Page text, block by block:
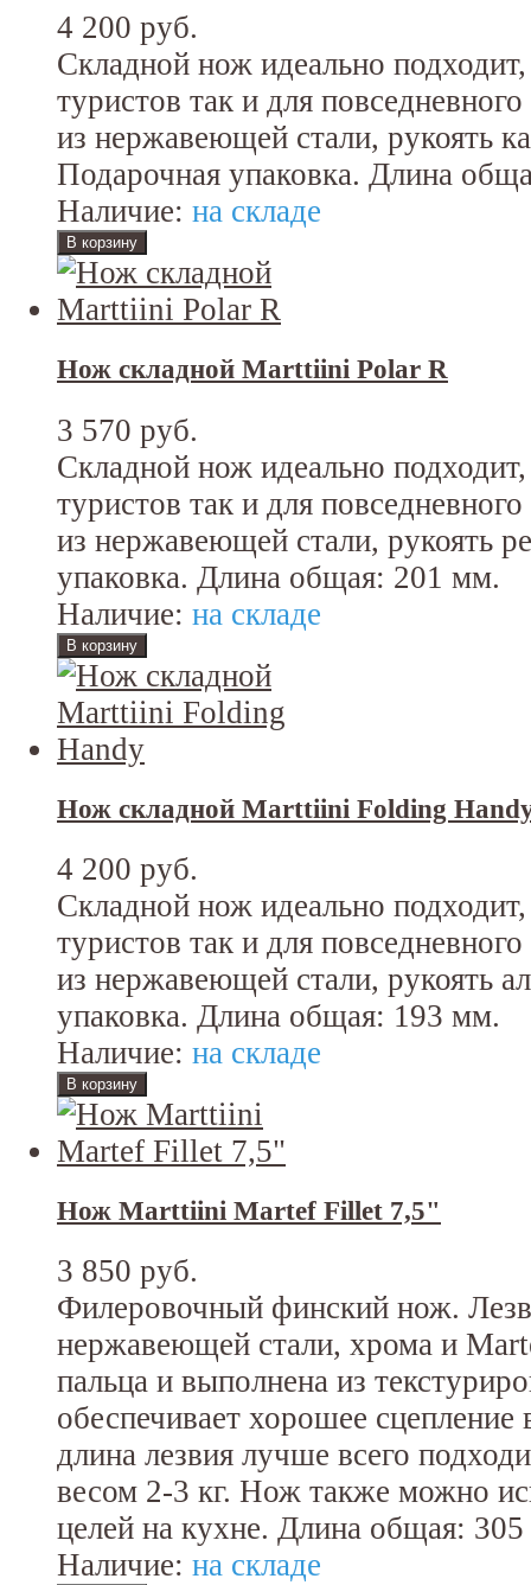
4 200 руб.
Складной нож идеально
туристов так и для
из нержавеющей стали, рукоять
Подарочная упаковка. Длина
Наличие: на складе
Нож складной Marttiini Polar R
3 570 руб.
Складной нож идеально
туристов так и для
из нержавеющей стали, рукоять
упаковка. Длина общая: 201 мм.
Наличие: на складе
Нож складной Marttiini Folding
4 200 руб.
Складной нож идеально
туристов так и для
из нержавеющей стали, рукоять
упаковка. Длина общая: 193 мм.
Наличие: на складе
Нож Marttiini Martef Fillet 7,5"
3 850 руб.
Филеровочный финский нож.
нержавеющей стали, хрома и
пальца и выполнена из
обеспечивает хорошее
длина лезвия лучше всего
весом 2-3 кг. Нож также можно
целей на кухне. Длина общая:
Наличие: на складе